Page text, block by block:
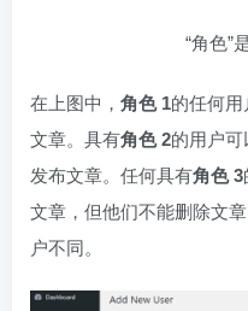
“角色”
在上图中， 角色 1的任何
文章。具有角色 2的用户
发布文章。任何具有角色 3
文章，但他们不能删除文
户不同。